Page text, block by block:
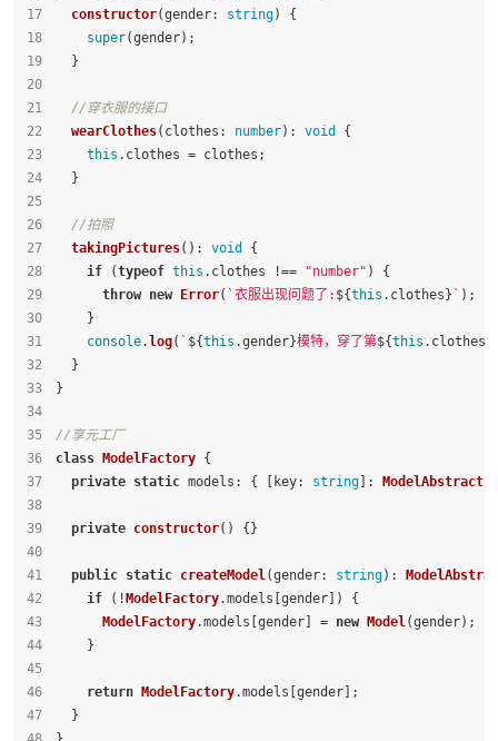
constructor(gender: string) {
super(gender);
  }
//穿衣服的接口
wearClothes( clothes : number): void
{
this . clothes = clothes;
  }
//拍照
takingPictures(): void
{
if (typeof this . clothes !== "number" ) {
throw new Error( `衣服出现问题了: ${this .clothes} ` );
    }
console. log( ` ${this .gender}模特，穿了第${this .clothes}
  }
}
//享元工厂
class
ModelFactory {
private static models : { [ key: string ]: ModelAbstract
private constructor( ) {}
public static createModel(gender: string):
if (! ModelFactory.models [gender]) {
ModelFactory.models [gender] = new Model(gender);
    }
return ModelFactory.models [gender];
  }